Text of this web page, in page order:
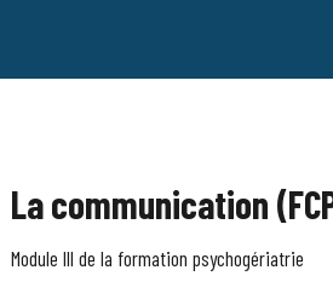
La communication
Module III de la formation psychogériatrie